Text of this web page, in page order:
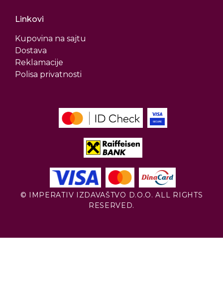
Linkovi
Kupovina na sajtu
Dostava
Reklamacije
Polisa privatnosti
© IMPERATIV IZDAVAŠTVO D.O.O. ALL RIGHTS
RESERVED.